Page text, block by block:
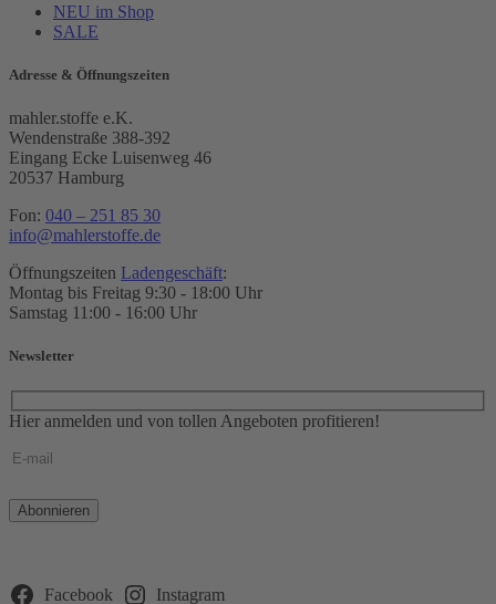
NEU im Shop
SALE
Adresse & Öffnungszeiten
mahler.stoffe e.K.
Wendenstraße 388-392
Eingang Ecke Luisenweg 46
20537 Hamburg
Fon: 040 – 251 85 30
info@mahlerstoffe.de
Öffnungszeiten Ladengeschäft:
Montag bis Freitag 9:30 - 18:00 Uhr
Samstag 11:00 - 16:00 Uhr
Newsletter
Hier anmelden und von tollen Angeboten profitieren!
Bitte
lasse
leer.
Facebook Instagram